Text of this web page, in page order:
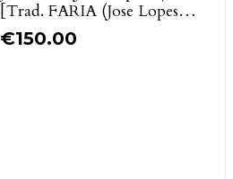
[Trad. FARIA (Jose Lopes
Leite de)]
€150.00